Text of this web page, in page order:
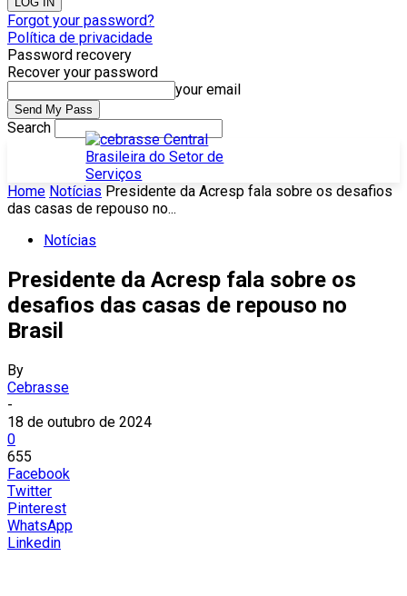
Forgot your password?
Política de privacidade
Password recovery
Recover your password
your email
Search
Home Notícias Presidente da Acresp fala sobre os desafios
das casas de repouso no...
Notícias
Presidente da Acresp fala sobre os
desafios das casas de repouso no
Brasil
By
Cebrasse
-
18 de outubro de 2024
0
655
Facebook
Twitter
Pinterest
WhatsApp
Linkedin